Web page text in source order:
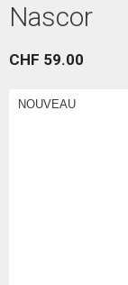
Nascor
CHF 59.00
NOUVEAU